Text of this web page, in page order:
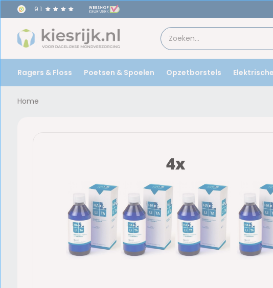
9.1
Ragers & Floss Poetsen & Spoelen Opzetborstels
Home